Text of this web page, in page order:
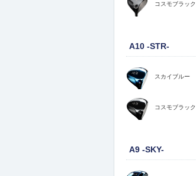
コスモブラック
A10 -STR-
スカイブルー
コスモブラック
A9 -SKY-